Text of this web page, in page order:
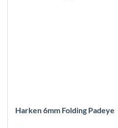
Harken 6mm Folding Padeye